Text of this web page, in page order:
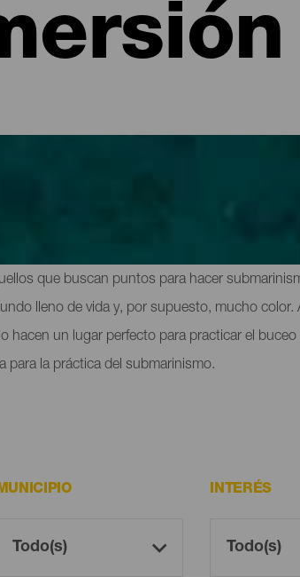
que buscan puntos para hacer
lleno de vida y, por supuesto, mucho color.
hacen un lugar perfecto para practicar el
para la práctica del submarinismo.
INTERÉS